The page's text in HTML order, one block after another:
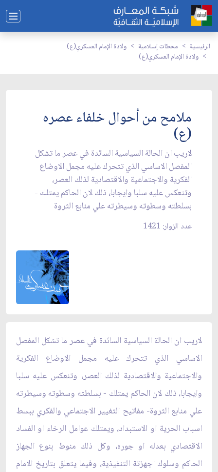
الرئيسية محطات إسلامية
ولادة الإمام العسكري(ع)
ولادة الإمام العسكري(ع)
ملامح من أحوال خلفاء عصره
(ع)
لاريب ان الحالة السياسية السائدة في عصر ما تشكل
المفصل الاساسي الذي تتحرك عليه مجمل الاوضاع
الفكرية والاجتماعية والاقتصادية لذلك العصر،
وتنعكس عليه سلبا وايجابا، ذلك لان الحاكم يمتلك -
بسلطته وسطوته وسيطرته علي منابع الثروة
عدد الزوار: 1421
لاريب ان الحالة السياسية السائدة في عصر ما تشكل المفصل
الاساسي الذي تتحرك عليه مجمل الاوضاع الفكرية
والاجتماعية والاقتصادية لذلك العصر، وتنعكس عليه سلبا
وايجابا، ذلك لان الحاكم يمتلك - بسلطته وسطوته وسيطرته
علي منابع الثروة- مفاتيح التغيير الاجتماعي والفكري ببسط
اسباب الحرية او الاستبداد، ويمتلك عوامل الرخاء او الفساد
الاقتصادي بعدله او جوره، وكل ذلك منوط بنوع الجهاز
الحاكم وسلوك اجهزتة التنفيذية، وفيما يتعلق بتاريخ الامام